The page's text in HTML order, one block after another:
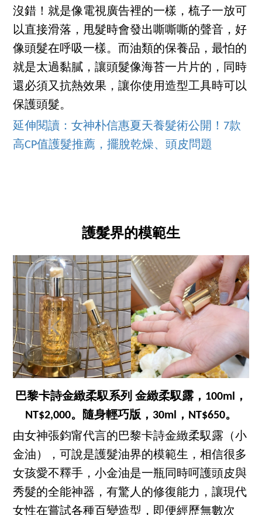
沒錯！就是像電視廣告裡的一樣，梳子一放可
以直接滑落，甩髮時會發出嘶嘶嘶的聲音，好
像頭髮在呼吸一樣。而油類的保養品，最怕的
就是太過黏膩，讓頭髮像海苔一片片的，同時
還必須又抗熱效果，讓你使用造型工具時可以
保護頭髮。
延伸閱讀：女神朴信惠夏天養髮術公開！7款
高CP值護髮推薦，擺脫乾燥、頭皮問題
護髮界的模範生
巴黎卡詩金緻柔馭系列 金緻柔馭露，100ml，
NT$2,000。隨身輕巧版，30ml，NT$650。
由女神張鈞甯代言的巴黎卡詩金緻柔馭露（小
金油），可說是護髮油界的模範生，相信很多
女孩愛不釋手，小金油是一瓶同時呵護頭皮與
秀髮的全能神器，有驚人的修復能力，讓現代
女性在嘗試各種百變造型，即便經歷無數次